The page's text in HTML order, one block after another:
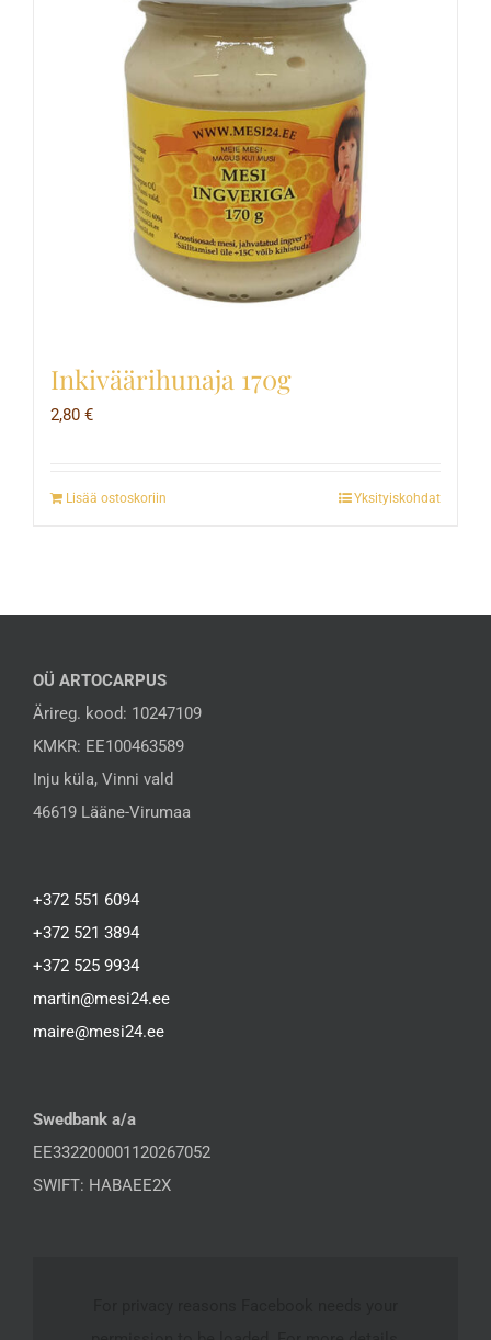
Inkiväärihunaja 170g
2,80 €
Lisää ostoskoriin Yksityiskohdat
OÜ ARTOCARPUS
Ärireg. kood: 10247109
KMKR: EE100463589
Inju küla, Vinni vald
46619 Lääne-Virumaa
+372 551 6094
+372 521 3894
+372 525 9934
martin@mesi24.ee
maire@mesi24.ee
Swedbank a/a
EE332200001120267052
SWIFT: HABAEE2X